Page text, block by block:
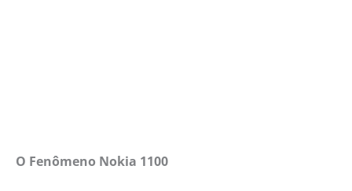
O Fenômeno Nokia 1100